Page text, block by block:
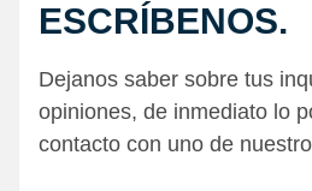
ESCRÍBENOS.
Dejanos saber sobre tus
opiniones, de inmediato lo
contacto con uno de